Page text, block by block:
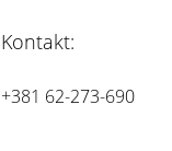
Kontakt:
+381 62-273-690